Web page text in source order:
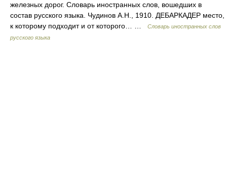
железных дорог. Словарь иностранных слов, вошедших в
состав русского языка. Чудинов А.Н., 1910. ДЕБАРКАДЕР место,
к которому подходит и от которого… …
Словарь иностранных слов
русского языка